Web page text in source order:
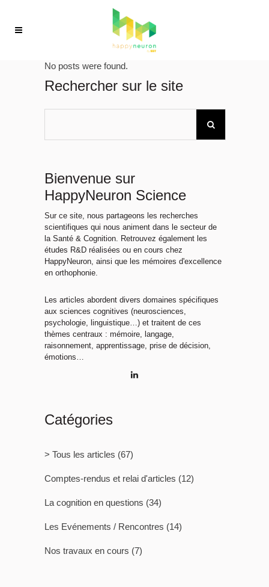
No posts were found.
Rechercher sur le site
Bienvenue sur
HappyNeuron Science
Sur ce site, nous partageons les recherches
scientifiques qui nous animent dans le secteur de
la Santé & Cognition. Retrouvez également les
études R&D réalisées ou en cours chez
HappyNeuron, ainsi que les mémoires d'excellence
en orthophonie.
Les articles abordent divers domaines spécifiques
aux sciences cognitives (neurosciences,
psychologie, linguistique…) et traitent de ces
thèmes centraux : mémoire, langage,
raisonnement, apprentissage, prise de décision,
émotions…
Catégories
> Tous les articles (67)
Comptes-rendus et relai d'articles (12)
La cognition en questions (34)
Les Evénements / Rencontres (14)
Nos travaux en cours (7)